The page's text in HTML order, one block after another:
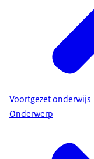
Voortgezet onderwijs
Onderwerp